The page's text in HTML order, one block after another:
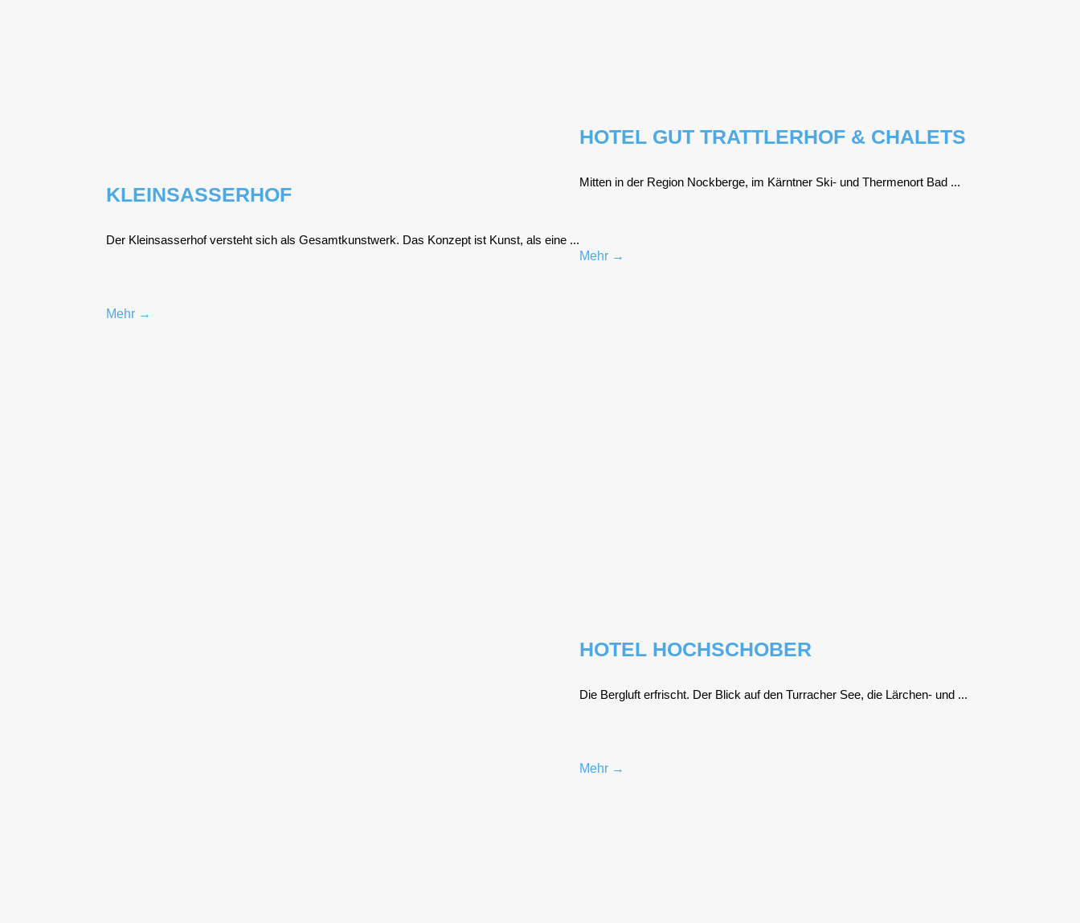
KLEINSASSERHOF
Der Klein­sas­ser­hof ver­steht sich als Gesamt­kunst­werk. Das Kon­zept ist Kunst, als eine ...
Mehr →
HOTEL GUT TRATTLERHOF & CHALETS
Mit­ten in der Regi­on Nock­ber­ge, im Kärnt­ner Ski- und Ther­men­ort Bad ...
Mehr →
HOTEL HOCHSCHOBER
Die Berg­luft erfrischt. Der Blick auf den Tur­ra­cher See, die Lär­chen- und ...
Mehr →